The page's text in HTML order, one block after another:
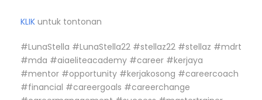
KLIK untuk tontonan
#LunaStella #LunaStella22 #stellaz22 #stellaz #mdrt
#mda #aiaeliteacademy #career #kerjaya
#mentor #opportunity #kerjakosong #careercoach
#financial #careergoals #careerchange